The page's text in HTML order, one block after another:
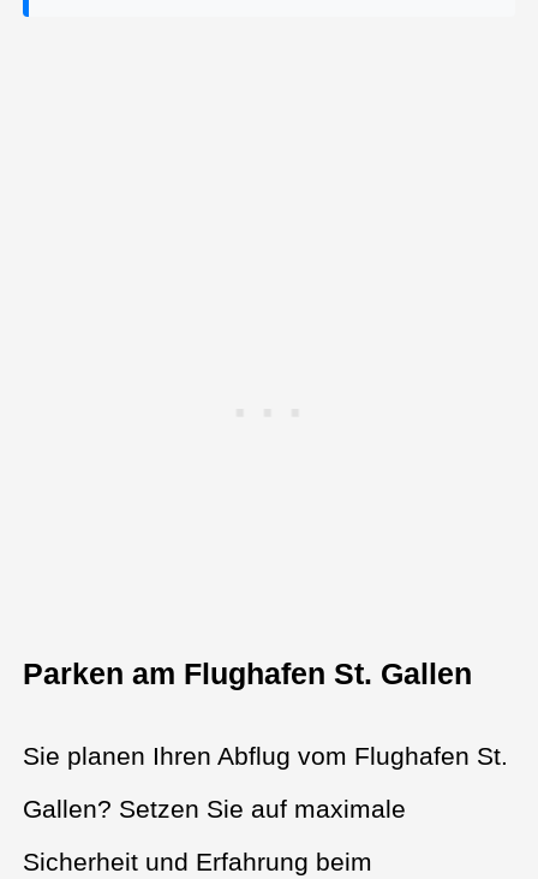
Parken am Flughafen St. Gallen
Sie planen Ihren Abflug vom Flughafen St.
Gallen? Setzen Sie auf maximale
Sicherheit und Erfahrung beim